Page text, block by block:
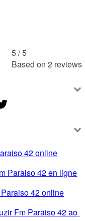
5 /5
Based on 2 reviews
42 online
Paraiso 42 en ligne
42 online
Fm Paraiso 42 ao